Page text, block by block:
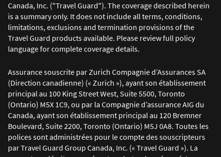
Canada, Inc. ("Travel Guard"). The coverage described herein
is a summary only. It does not include all terms, conditions,
limitations, exclusions and termination provisions of the
Travel Guard products available. Please review full policy
language for complete coverage details.
Assurance souscrite par Zurich Compagnie d’Assurances SA
(Direction canadienne) (« Zurich »), ayant son établissement
principal au 100 King Street West, Suite 5500, Toronto
(Ontario) M5X 1C9, ou par la Compagnie d’assurance AIG du
Canada, ayant son établissement principal au 120 Bremner
Boulevard, Suite 2200, Toronto (Ontario) M5J 0A8. Toutes les
polices sont administrées pour le compte des souscripteurs
par Travel Guard Group Canada, Inc. (« Travel Guard »). La